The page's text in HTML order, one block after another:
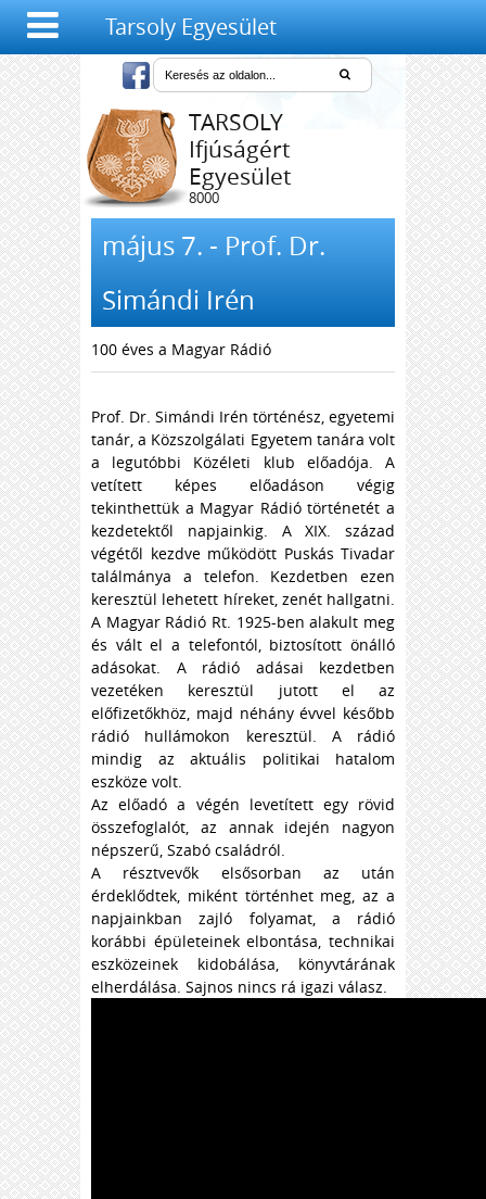
Tarsoly Egyesület
TARSOLY
Ifjúságért
Egyesület
8000
Székesfehérvár,
május 7. - Prof. Dr.
Simándi Irén
100 éves a Magyar Rádió
Prof. Dr. Simándi Irén történész, egyetemi
tanár, a Közszolgálati Egyetem tanára volt
a legutóbbi Közéleti klub előadója. A
vetített képes előadáson végig
tekinthettük a Magyar Rádió történetét a
kezdetektől napjainkig. A XIX. század
végétől kezdve működött Puskás Tivadar
találmánya a telefon. Kezdetben ezen
keresztül lehetett híreket, zenét hallgatni.
A Magyar Rádió Rt. 1925-ben alakult meg
és vált el a telefontól, biztosított önálló
adásokat. A rádió adásai kezdetben
vezetéken keresztül jutott el az
előfizetőkhöz, majd néhány évvel később
rádió hullámokon keresztül. A rádió
mindig az aktuális politikai hatalom
eszköze volt.
Az előadó a végén levetített egy rövid
összefoglalót, az annak idején nagyon
népszerű, Szabó családról.
A résztvevők elsősorban az után
érdeklődtek, miként történhet meg, az a
napjainkban zajló folyamat, a rádió
korábbi épületeinek elbontása, technikai
eszközeinek kidobálása, könyvtárának
elherdálása. Sajnos nincs rá igazi válasz.